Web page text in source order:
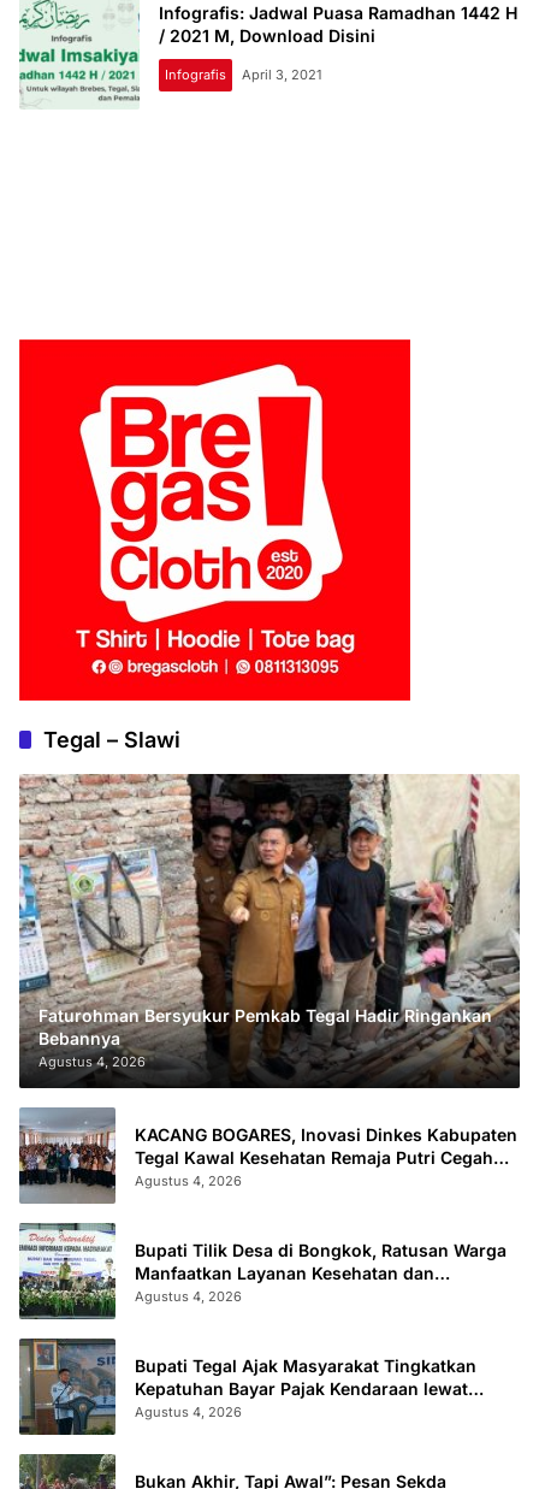
Infografis: Jadwal Puasa Ramadhan 1442 H
/ 2021 M, Download Disini
Infografis April 3, 2021
Tegal – Slawi
Faturohman Bersyukur Pemkab Tegal Hadir Ringankan
Bebannya
Agustus 4, 2026
KACANG BOGARES, Inovasi Dinkes Kabupaten
Tegal Kawal Kesehatan Remaja Putri Cegah
Stunting
Agustus 4, 2026
Bupati Tilik Desa di Bongkok, Ratusan Warga
Manfaatkan Layanan Kesehatan dan
Administrasi
Agustus 4, 2026
Bupati Tegal Ajak Masyarakat Tingkatkan
Kepatuhan Bayar Pajak Kendaraan lewat
“TULUS NGOPENI”
Agustus 4, 2026
Bukan Akhir, Tapi Awal”: Pesan Sekda